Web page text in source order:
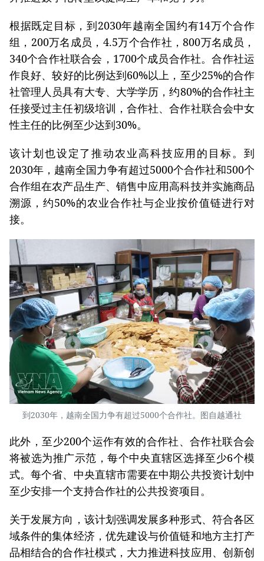
根据既定目标，到2030年越南全国约有14万个合作
组，200万名成员，4.5万个合作社，800万名成员，
340个合作社联合会，1700个成员合作社。合作社运
作良好、较好的比例达到60%以上，至少25%的合作
社管理人员具有大专、大学学历，约80%的合作社主
任接受过主任初级培训，合作社、合作社联合会中女
性主任的比例至少达到30%。
该计划也设定了推动农业高科技应用的目标。到
2030年，越南全国力争有超过5000个合作社和500个
合作组在农产品生产、销售中应用高科技并实施商品
溯源，约50%的农业合作社与企业按价值链进行对
接。
到2030年，越南全国力争有超过5000个合作社。图自越通社
此外，至少200个运作有效的合作社、合作社联合会
将被选为推广示范，每个中央直辖区选择至少6个模
式。每个省、中央直辖市需要在中期公共投资计划中
至少安排一个支持合作社的公共投资项目。
关于发展方向，该计划强调发展多种形式、符合各区
域条件的集体经济，优先建设与价值链和地方主打产
品相结合的合作社模式，大力推进科技应用、创新创